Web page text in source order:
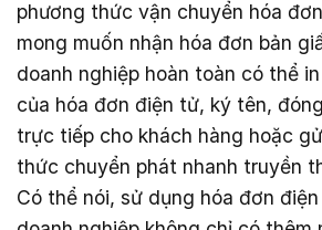
phương thức vận chuyển hóa
mong muốn nhận hóa đơn bản
doanh nghiệp hoàn toàn có thể
của hóa đơn điện tử, ký tên,
trực tiếp cho khách hàng hoặc
thức chuyển phát nhanh truyền
Có thể nói, sử dụng hóa đơn